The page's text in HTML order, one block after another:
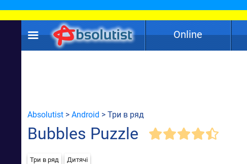
Online
Absolutist > Android > Три в ряд
Bubbles Puzzle
Три в ряд Дитячі